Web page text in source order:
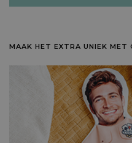
MAAK HET EXTRA UNIEK MET